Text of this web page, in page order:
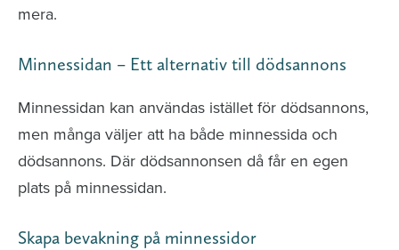
mera.
Minnessidan – Ett alternativ till dödsannons
Minnessidan kan användas istället för dödsannons,
men många väljer att ha både minnessida och
dödsannons. Där dödsannonsen då får en egen
plats på minnessidan.
Skapa bevakning på minnessidor